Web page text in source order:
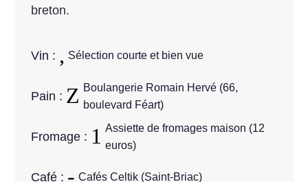
breton.
Vin : Sélection courte et bien vue
Pain :
Boulangerie Romain Hervé (66,
boulevard Féart)
Fromage :
Assiette de fromages maison (12
euros)
Café : Cafés Celtik (Saint-Briac)